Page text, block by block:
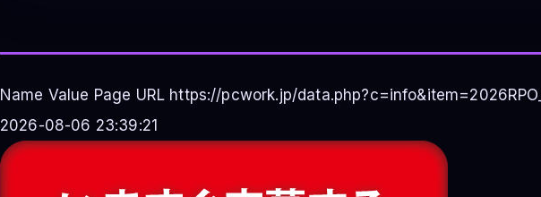
Name Value Page URL https://pcwork.jp/
2026-08-06 23:39:21